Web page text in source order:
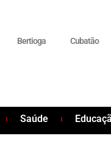
Bertioga Cubatão
Saúde